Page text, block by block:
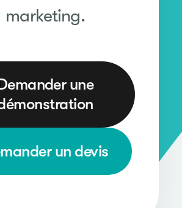
marketing.
une
un devis